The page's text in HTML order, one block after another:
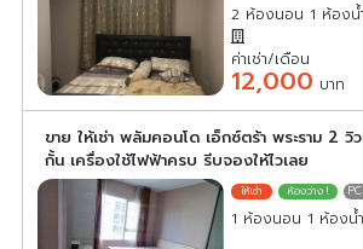
2 ห้องนอน 1 ห้องน้
ค่าเช่า/เดือน
12,000 บาท
ขาย ให้เช่า พลัมคอนโด เอ็กซ์ตร้า พระราม 2 วิ
กั้น เครื่องใช้ไฟฟ้าครบ รีบจองให้ไวเลย
1 ห้องนอน 1 ห้องน้